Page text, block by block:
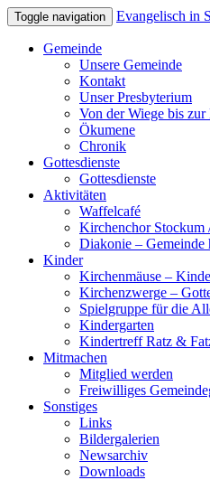
Toggle navigation Evangelisch in
Gemeinde
Unsere Gemeinde
Kontakt
Unser Presbyterium
Von der Wiege bis zur
Ökumene
Chronik
Gottesdienste
Gottesdienste
Aktivitäten
Waffelcafé
Kirchenchor Stockum
Diakonie – Gemeinde
Kinder
Kirchenmäuse –
Kirchenzwerge –
Spielgruppe für die
Kindergarten
Kindertreff Ratz &
Mitmachen
Mitglied werden
Freiwilliges
Sonstiges
Links
Bildergalerien
Newsarchiv
Downloads